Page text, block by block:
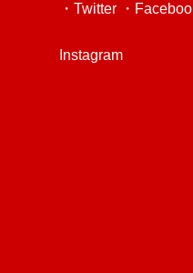
・Twitter ・
Instagram